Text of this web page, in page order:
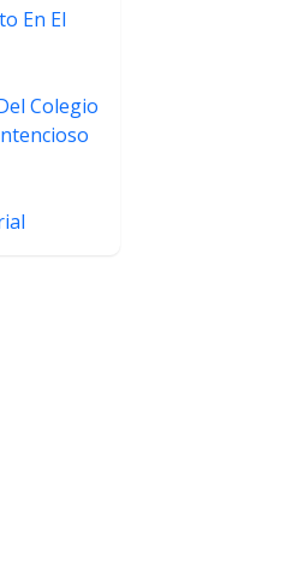
En El
Colegio